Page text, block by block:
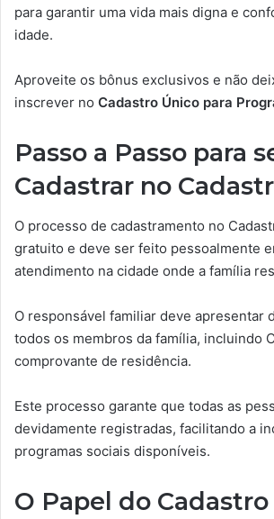
para garantir uma vida mais digna e
idade.
Aproveite os bônus exclusivos e não
inscrever no Cadastro Único para
Passo a Passo para
Cadastrar no
O processo de cadastramento no
gratuito e deve ser feito pessoalmente
atendimento na cidade onde a família
O responsável familiar deve apresentar
todos os membros da família, incluindo
comprovante de residência.
Este processo garante que todas as
devidamente registradas, facilitando a
programas sociais disponíveis.
O Papel do